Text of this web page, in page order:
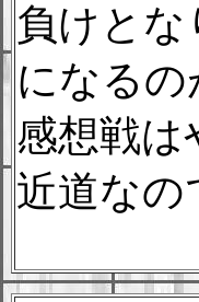
負けと
になる
感想戦は
近道な